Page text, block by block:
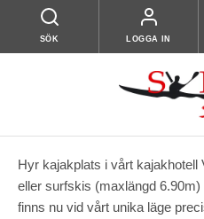
SÖK LOGGA IN
Hyr kajakplats i vårt kajakhotell
eller surfskis (maxlängd
finns nu vid vårt unika läge